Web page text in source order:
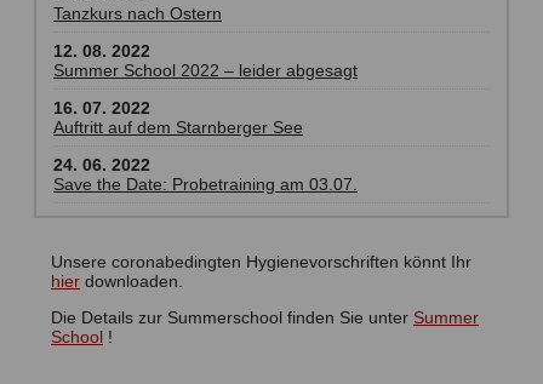
Tanzkurs nach Ostern
12. 08. 2022
Summer School 2022 – leider abgesagt
16. 07. 2022
Auftritt auf dem Starnberger See
24. 06. 2022
Save the Date: Probetraining am 03.07.
26. 05. 2022
20. 12. 2021
Unsere coronabedingten Hygienevorschriften könnt Ihr
hier downloaden.
Die Details zur Summerschool finden Sie unter Summer
School !